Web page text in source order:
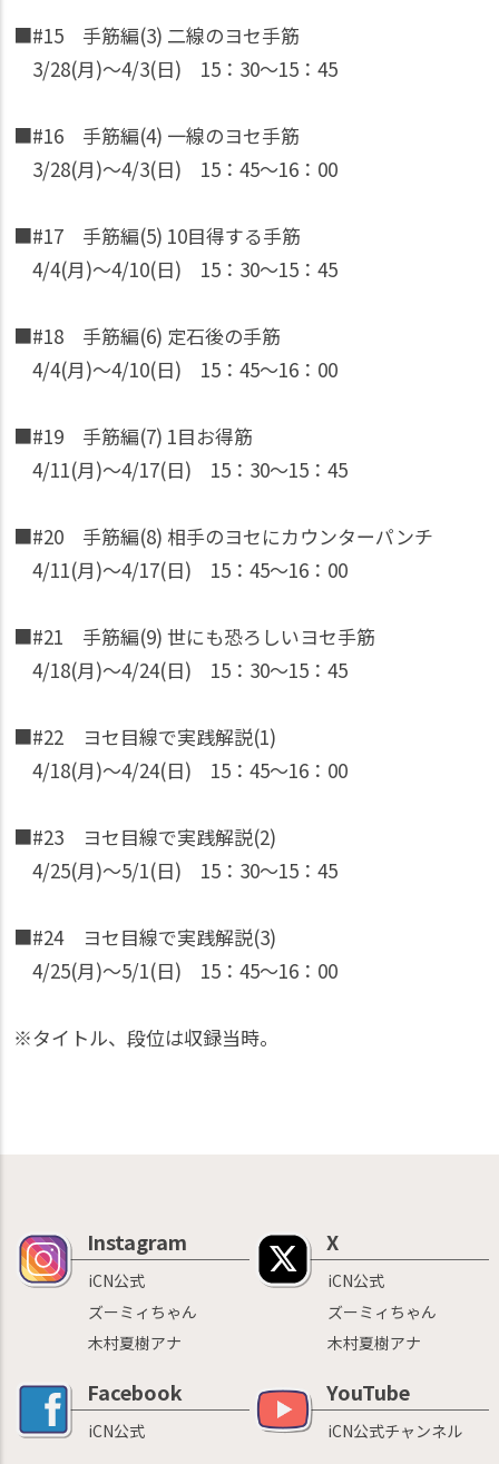
■#15 手筋編(3) 二線のヨセ手筋
3/28(月)〜4/3(日) 15：30〜15：45
■#16 手筋編(4) 一線のヨセ手筋
3/28(月)〜4/3(日) 15：45〜16：00
■#17 手筋編(5) 10目得する手筋
4/4(月)〜4/10(日) 15：30〜15：45
■#18 手筋編(6) 定石後の手筋
4/4(月)〜4/10(日) 15：45〜16：00
■#19 手筋編(7) 1目お得筋
4/11(月)〜4/17(日) 15：30〜15：45
■#20 手筋編(8) 相手のヨセにカウンターパンチ
4/11(月)〜4/17(日) 15：45〜16：00
■#21 手筋編(9) 世にも恐ろしいヨセ手筋
4/18(月)〜4/24(日) 15：30〜15：45
■#22 ヨセ目線で実践解説(1)
4/18(月)〜4/24(日) 15：45〜16：00
■#23 ヨセ目線で実践解説(2)
4/25(月)〜5/1(日) 15：30〜15：45
■#24 ヨセ目線で実践解説(3)
4/25(月)〜5/1(日) 15：45〜16：00
※タイトル、段位は収録当時。
Instagram
iCN公式
ズーミィちゃん
木村夏樹アナ
X
iCN公式
ズーミィちゃん
木村夏樹アナ
Facebook
iCN公式
YouTube
iCN公式チャンネル